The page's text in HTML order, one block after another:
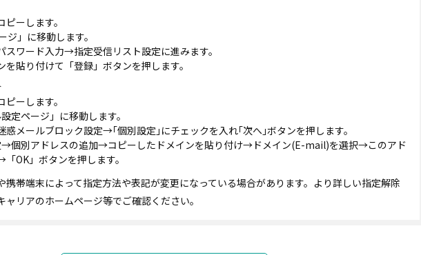
ーします。
ジ」に移動します。
ワード入力→指定受信リスト設定に進みます。
を貼り付けて「登録」ボタンを押します。
ーします。
定ページ」に移動します。
メールブロック設定→｢個別設定｣にチェックを入れ｢次へ｣ボタンを押します。
→個別アドレスの追加→コピーしたドメインを貼り付け→ドメイン(E-mail)を選択→このアド
OK」ボタンを押します。
携帯端末によって指定方法や表記が変更になっている場合があります。より詳しい指定解除
ャリアのホームページ等でご確認ください。